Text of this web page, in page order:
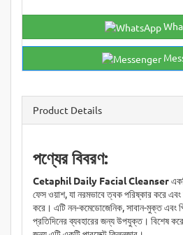
Product Details
পণ্যের বিবরণ:
Cetaphil Daily Facial Cleanser
ফেস ওয়াশ, যা নরমভাবে ত্বক পরিষ্কার করে
করে। এটি নন-কমেডোজেনিক, সাবান-মুক্ত এবং
প্রতিদিনের ব্যবহারের জন্য উপযুক্ত। বিশেষ করে